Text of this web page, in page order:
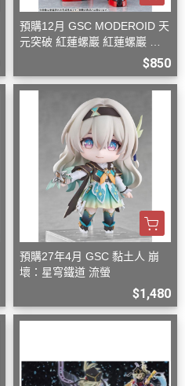
預購12月 GSC MODEROID 天
元突破 紅蓮螺巖 紅蓮螺巖 再
$850
預購27年4月 GSC 黏土人 崩
壞：星穹鐵道 流螢
$1,480